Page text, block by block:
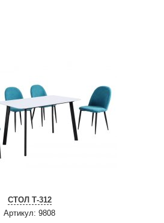
СТОЛ Т-312
Артикул: 9808